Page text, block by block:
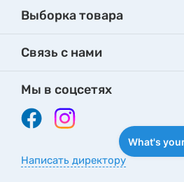
Выборка товара
Связь с нами
Мы в соцсетях
Написать директору